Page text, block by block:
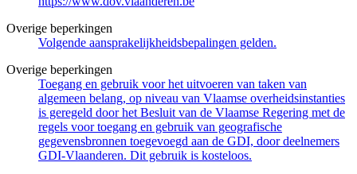
Overige beperkingen
Volgende aansprakelijkheidsbepalingen gelden.
Overige beperkingen
Toegang en gebruik voor het uitvoeren van taken van
algemeen belang, op niveau van Vlaamse overheidsinstanties
is geregeld door het Besluit van de Vlaamse Regering met de
regels voor toegang en gebruik van geografische
gegevensbronnen toegevoegd aan de GDI, door deelnemers
GDI-Vlaanderen. Dit gebruik is kosteloos.